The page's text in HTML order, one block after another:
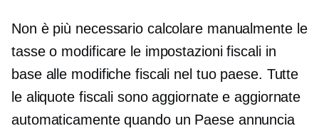
Non è più necessario calcolare manualmente le
tasse o modificare le impostazioni fiscali in
base alle modifiche fiscali nel tuo paese. Tutte
le aliquote fiscali sono aggiornate e aggiornate
automaticamente quando un Paese annuncia